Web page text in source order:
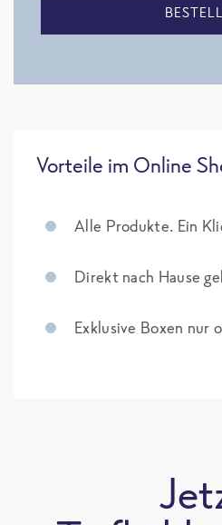
Vorteile im Online
Alle Produkte. Ein
Direkt nach Hause
Exklusive Boxen nur